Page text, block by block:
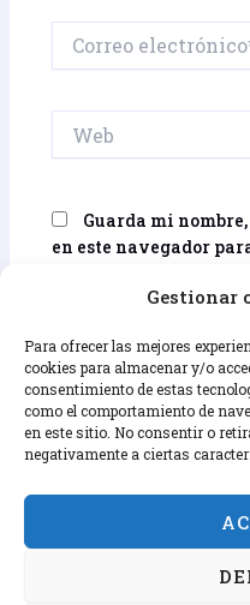
Gestionar
Para ofrecer las mejores
cookies para almacenar y/o
consentimiento de estas
como el comportamiento de
en este sitio. No consentir o
negativamente a ciertas
electrónico*
Guarda mi
en este navegador